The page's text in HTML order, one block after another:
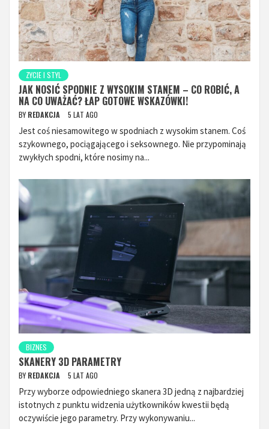
ZYCIE I STYL
JAK NOSIĆ SPODNIE Z WYSOKIM STANEM – CO ROBIĆ, A
NA CO UWAŻAĆ? ŁAP GOTOWE WSKAZÓWKI!
BY REDAKCJA 5 LAT AGO
Jest coś niesamowitego w spodniach z wysokim stanem. Coś
szykownego, pociągającego i seksownego. Nie przypominają
zwykłych spodni, które nosimy na...
BIZNES
SKANERY 3D PARAMETRY
BY REDAKCJA 5 LAT AGO
Przy wyborze odpowiedniego skanera 3D jedną z najbardziej
istotnych z punktu widzenia użytkowników kwestii będą
oczywiście jego parametry. Przy wykonywaniu...